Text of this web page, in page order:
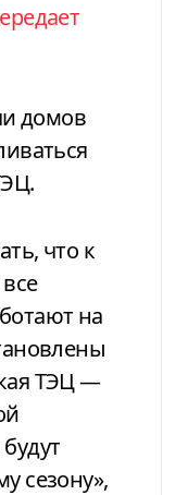
домов
что к
на
ТЭЦ —
сезону»,